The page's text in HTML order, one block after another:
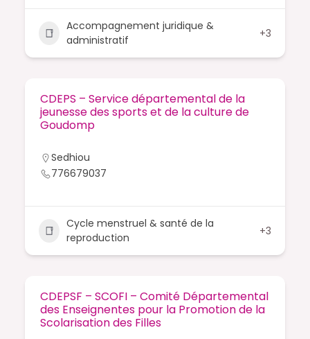
Accompagnement juridique &
administratif
+3
CDEPS – Service départemental de la
jeunesse des sports et de la culture de
Goudomp
Sedhiou
776679037
Cycle menstruel & santé de la
reproduction
+3
CDEPSF – SCOFI – Comité Départemental
des Enseignentes pour la Promotion de la
Scolarisation des Filles